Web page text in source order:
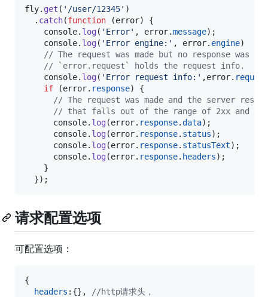
fly. get ( '/user/12345' )
. catch(function (error)
{
console. log( 'Error' , error.message) ;
console. log( 'Error engine:' , error. engine)
// The request was made but no response was
// `error.request` holds the request info.
console. log( 'Error request info:' ,error. request
if
(error. response)
{
// The request was made and the server
// that falls out of the range of 2xx and 304
console. log(error. response.data) ;
console. log(error. response. status) ;
console. log(error. response. statusText) ;
console. log(error. response. headers) ;
}
}) ;
请求配置选项
可配置选项：
{
headers : {} , //http请求头，